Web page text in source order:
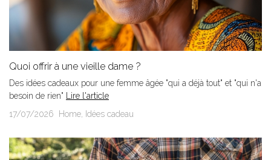
Quoi offrir à une vieille dame ?
Des idées cadeaux pour une femme âgée "qui a déjà tout" et "qui n'a
besoin de rien"
Lire l'article
17/07/2026
Home Idées cadeau